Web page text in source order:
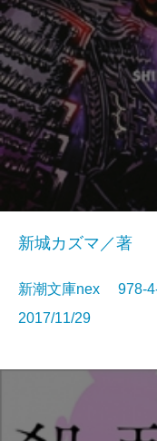
新城カズマ／著
新潮文庫nex 978-
2017/11/29